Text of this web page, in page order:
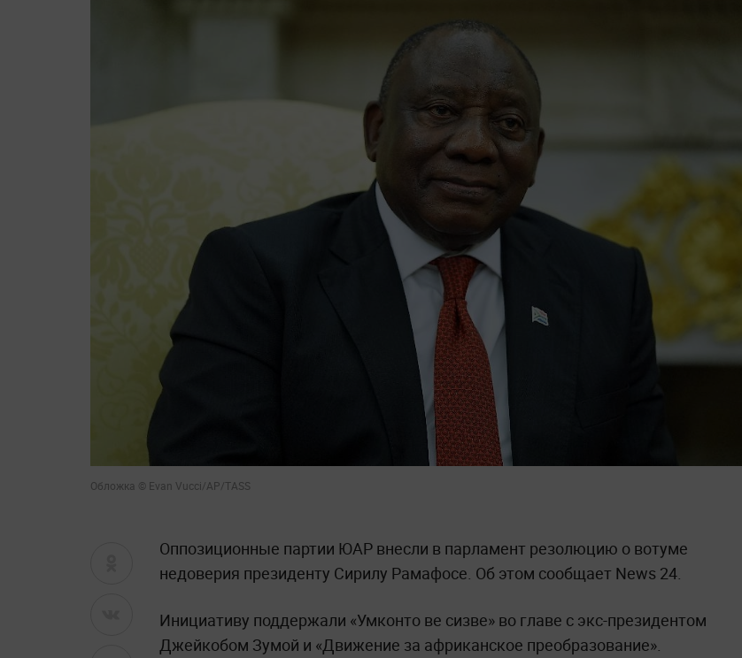
Обложка © Evan Vucci/AP/TASS
Оппозиционные партии ЮАР внесли в парламент резолюцию о вотуме
недоверия президенту Сирилу Рамафосе. Об этом сообщает News 24.
Инициативу поддержали «Умконто ве сизве» во главе с экс-президентом
Джейкобом Зумой и «Движение за африканское преобразование».